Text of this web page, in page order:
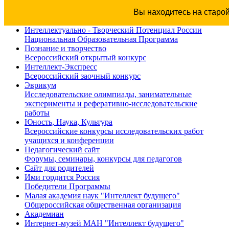
Вы находитесь на
Интеллектуально - Творческий Потенциал России
Национальная Образовательная Программа
Познание и творчество
Всероссийский открытый конкурс
Интеллект-Экспресс
Всероссийский заочный конкурс
Эврикум
Исследовательские олимпиады, занимательные
эксперименты и реферативно-исследовательские
работы
Юность, Наука, Культура
Всероссийские конкурсы исследовательских работ
учащихся и конференции
Педагогический сайт
Форумы, семинары, конкурсы для педагогов
Сайт для родителей
Ими гордится Россия
Победители Программы
Малая академия наук "Интеллект будущего"
Общероссийская общественная организация
Академиан
Интернет-музей МАН "Интеллект будущего"